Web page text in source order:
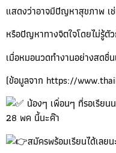
แสดงว่าอาจมีปัญหาสุขภาพ เ
หรือปัญหาทางจิตใจโดยไม่รู้
เมื่อหมอนวดทำงานอย่างสด
(ข้อมูลจาก https://
น้องๆ เพื่อนๆ ที่รอเรียน
28 พค นี้นะค๊า
สมัครพร้อมเรียนได้เลย